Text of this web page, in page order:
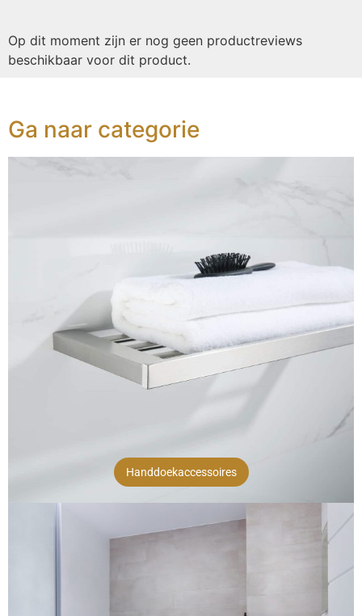
Op dit moment zijn er nog geen productreviews
beschikbaar voor dit product.
Ga naar categorie
Handdoekaccessoires